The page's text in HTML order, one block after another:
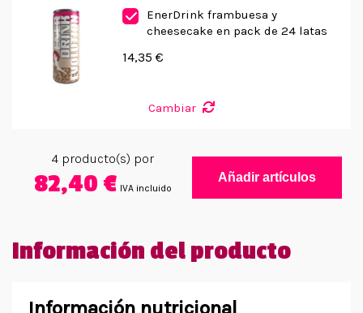
EnerDrink frambuesa y
cheesecake en pack de 24 latas
14,35 €
Cambiar
4producto(s) por
82,40 € IVA incluido
Añadir artículos
Información del producto
Información nutricional